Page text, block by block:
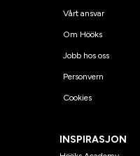
Vårt ansvar
Om Hööks
Jobb hos oss
Personvern
Cookies
INSPIRASJON